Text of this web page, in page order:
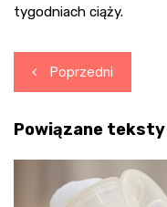
tygodniach ciąży.
Nawigacja
wpisu
Poprzedni
Powiązane teksty